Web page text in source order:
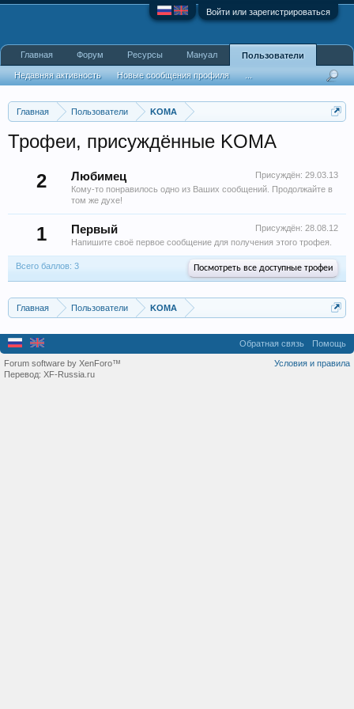
Войти или зарегистрироваться
Главная Пользователи KOMA
Трофеи, присуждённые KOMA
2
Присуждён: 29.03.13
Любимец
Кому-то понравилось одно из Ваших сообщений. Продолжайте в
том же духе!
1 Присуждён: 28.08.12
Первый
Напишите своё первое сообщение для получения этого трофея.
Всего баллов: 3 Посмотреть все доступные трофеи
Главная Пользователи KOMA
Главная Форум Ресурсы Мануал Пользователи
Недавняя активность Новые сообщения профиля
Обратная связь Помощь
Условия и правила
Forum software by XenForo™
Перевод: XF-Russia.ru